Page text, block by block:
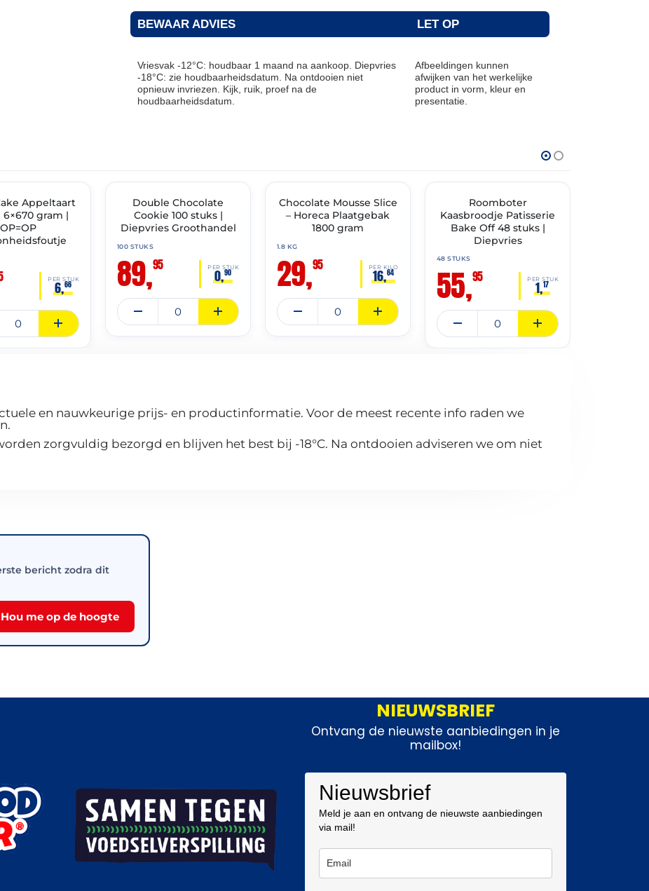
BEWAAR ADVIES LET OP
Vriesvak -12°C: houdbaar 1 maand na aankoop. Diepvries
-18°C: zie houdbaarheidsdatum. Na ontdooien niet
opnieuw invriezen. Kijk, ruik, proef na de
houdbaarheidsdatum.
Afbeeldingen kunnen
afwijken van het werkelijke
product in vorm, kleur en
presentatie.
Appeltaart
6×670 gram |
OP=OP
PER STUK
6,66
✓ VAST ASSORTIMENT
Double Chocolate
Cookie 100 stuks |
Diepvries Groothandel
100 STUKS
89,95 PER STUK
0,90
🔥 OP=OP
Chocolate Mousse Slice
– Horeca Plaatgebak
1800 gram
1.8 KG
29,95 PER KILO
16,64
✓ VAST ASSORTIMENT
Roomboter
Kaasbroodje Patisserie
Bake Off 48 stuks |
Diepvries
48 STUKS
55,95 PER STUK
1,17
en nauwkeurige prijs- en productinformatie. Voor de meest recente info raden we
zorgvuldig bezorgd en blijven het best bij -18°C. Na ontdooien adviseren we om niet
bericht zodra dit
Hou me op de hoogte
NIEUWSBRIEF
Ontvang de nieuwste aanbiedingen in je
mailbox!
Nieuwsbrief
Meld je aan en ontvang de nieuwste aanbiedingen
via mail!